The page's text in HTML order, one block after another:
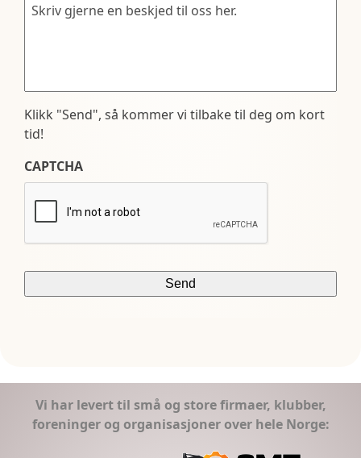
Klikk "Send", så kommer vi tilbake til deg om kort
tid!
CAPTCHA
Vi har levert til små og store firmaer, klubber,
foreninger og organisasjoner over hele Norge: